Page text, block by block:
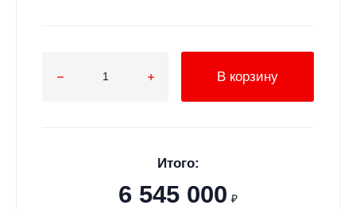
В корзину
Итого:
6 545 000 ₽